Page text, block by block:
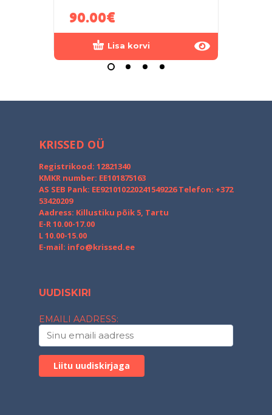
90.00€
Lisa korvi
KRISSED OÜ
Registrikood: 12821340
KMKR number: EE101875163
AS SEB Pank: EE921010220241549226 Telefon: +372
53420209
Aadress: Killustiku põik 5, Tartu
E-R 10.00-17.00
L 10.00-15.00
E-mail: info@krissed.ee
UUDISKIRI
EMAILI AADRESS: